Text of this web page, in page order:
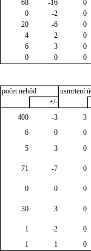
68 -16
0
0 -2
0
20 -6
0
4 2
0
6 3
0
0 0 0
počet nehôd
usmrtení
+/-
400 -3
3
6 0
0
5 3
0
71 -7
0
0 0
0
30 3
0
1 -2
0
1 1 0